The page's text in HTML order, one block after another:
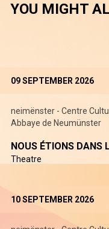
YOU MIGHT
09 SEPTEMBER 2026
neimënster - Centre
Abbaye de Neumünster
NOUS ÉTIONS DANS
Theatre
10 SEPTEMBER 2026